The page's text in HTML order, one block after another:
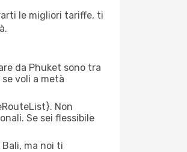
le migliori tariffe, ti
da Phuket sono tra
voli a metà
Non
Se sei flessibile
ma noi ti